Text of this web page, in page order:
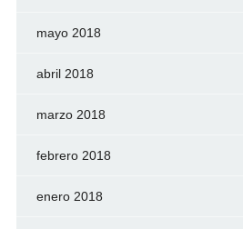
mayo 2018
abril 2018
marzo 2018
febrero 2018
enero 2018